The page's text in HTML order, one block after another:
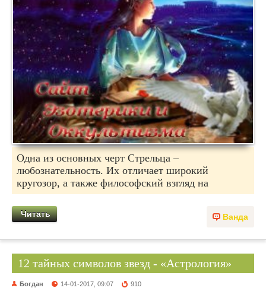
Одна из основных черт Стрельца –
любознательность. Их отличает широкий
кругозор, а также философский взгляд на
Ванда
Читать
12 тайных символов звезд - «Астрология»
Богдан 14-01-2017, 09:07 910